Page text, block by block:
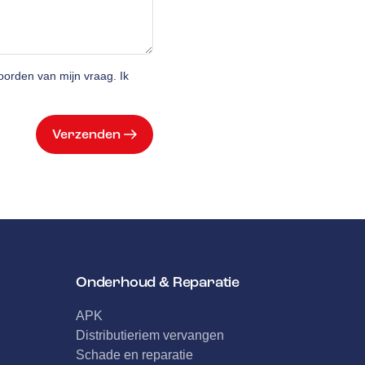
van mijn vraag. Ik
Verzenden
Onderhoud & Reparatie
APK
Distributieriem vervangen
Schade en reparatie